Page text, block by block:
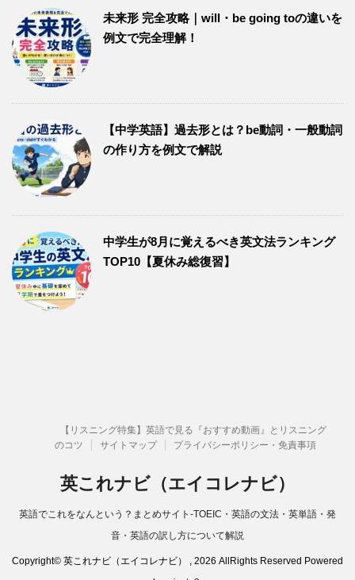
未来形 完全攻略｜will・be going toの違いを
例文で完全理解！
【中学英語】過去形とは？be動詞・一般動詞
の作り方を例文で解説
中学生が8月に覚えるべき英文法ランキング
TOP10【夏休み総復習】
【リスニング特集】英語で見る『おすすめ動画』とリスニング
のコツ
サイトマップ プライバシーポリシー・免責事項
英これナビ（エイコレナビ）
英語でこれをなんという？まとめサイト-TOEIC・英語の文法・英単語・発
音・英語の訳し方について解説
Copyright© 英これナビ（エイコレナビ） , 2026 AllRights Reserved Powered